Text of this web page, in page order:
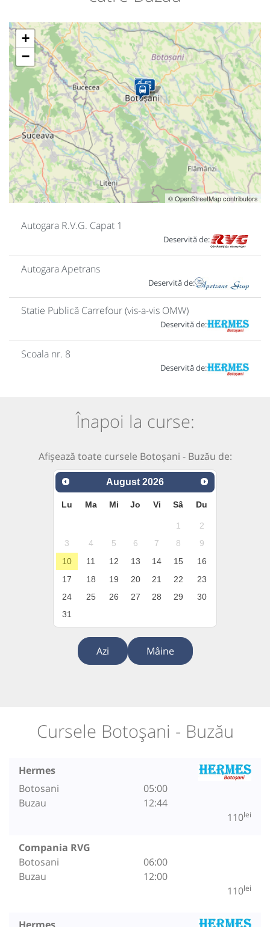
+
−
© OpenStreetMap contributors
Autogara R.V.G. Capat 1
Deservită de:
Autogara Apetrans
Deservită de:
Statie Publică Carrefour (vis-a-vis OMW)
Deservită de:
Scoala nr. 8
Deservită de:
Înapoi la curse:
Afișează toate cursele Botoșani - Buzău de:
August 2026
Lu Ma Mi Jo Vi Sâ Du
1
2
3
4 5 6 7 8
9
10
11 12 13 14 15
16
17
18 19 20 21 22
23
24
25 26 27 28 29
30
31
Azi Mâine
Cursele Botoșani - Buzău
Hermes
Botosani
Buzau
05:00
12:44
110lei
Compania RVG
Botosani
Buzau
06:00
12:00
110lei